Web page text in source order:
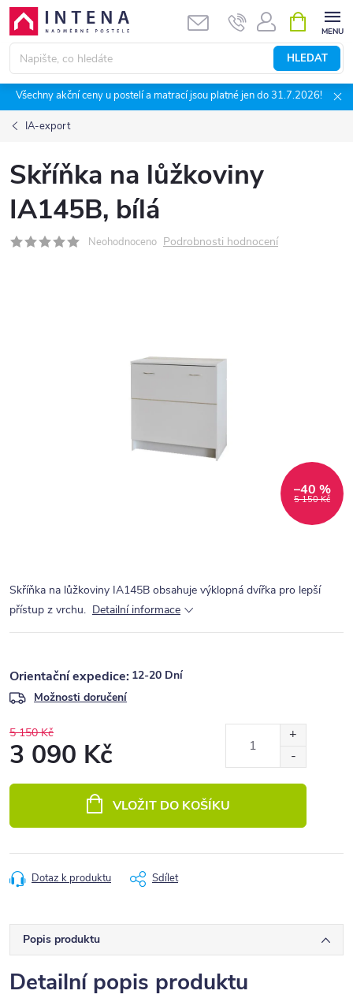
Přejít
obsah
HLEDAT
NÁKUPNÍ
KOŠÍK
Všechny akční ceny u postelí a matrací jsou platné jen do 31.7.2026!
IA-export
Skříňka na lůžkoviny
IA145B, bílá
Neohodnoceno Podrobnosti hodnocení
5 150 Kč
–40 %
Skříňka na lůžkoviny IA145B obsahuje výklopná dvířka pro lepší
přístup z vrchu. Detailní informace
12-20 Dní
Možnosti doručení
5 150 Kč
3 090 Kč
VLOŽIT DO KOŠÍKU
Dotaz k produktu Sdílet
Popis produktu
Detailní popis produktu